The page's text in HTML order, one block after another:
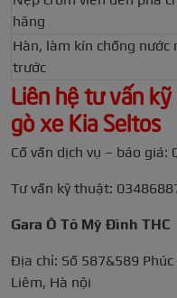
hãng
Hàn, làm kín chống nước
trước
Liên hệ tư vấn
gò xe Kia Seltos
Cố vấn dịch vụ – báo giá:
Tư vấn kỹ thuật:
Gara Ô Tô Mỹ Đình THC
Địa chỉ: Số 587&589
Liêm, Hà nội